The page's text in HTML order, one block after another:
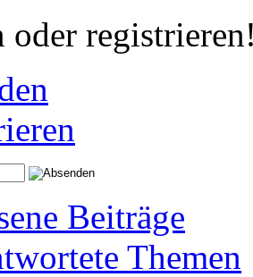
oder
Beiträge
Themen